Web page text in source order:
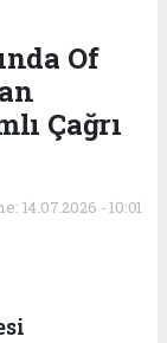
Of
Çağrı
14.07.2026 - 10:01